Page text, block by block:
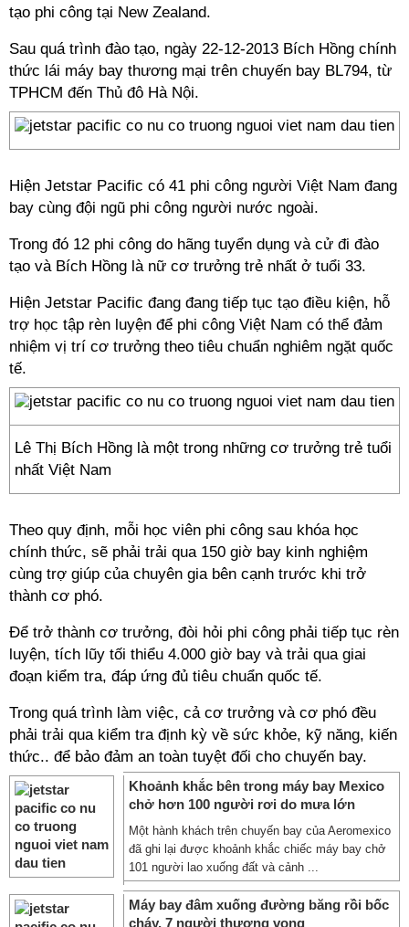
tạo phi công tại New Zealand.
Sau quá trình đào tạo, ngày 22-12-2013 Bích Hồng chính
thức lái máy bay thương mại trên chuyến bay BL794, từ
TPHCM đến Thủ đô Hà Nội.
Hiện Jetstar Pacific có 41 phi công người Việt Nam đang
bay cùng đội ngũ phi công người nước ngoài.
Trong đó 12 phi công do hãng tuyển dụng và cử đi đào
tạo và Bích Hồng là nữ cơ trưởng trẻ nhất ở tuổi 33.
Hiện Jetstar Pacific đang đang tiếp tục tạo điều kiện, hỗ
trợ học tập rèn luyện để phi công Việt Nam có thể đảm
nhiệm vị trí cơ trưởng theo tiêu chuẩn nghiêm ngặt quốc
tế.
Lê Thị Bích Hồng là một trong những cơ trưởng trẻ tuổi
nhất Việt Nam
Theo quy định, mỗi học viên phi công sau khóa học
chính thức, sẽ phải trải qua 150 giờ bay kinh nghiệm
cùng trợ giúp của chuyên gia bên cạnh trước khi trở
thành cơ phó.
Để trở thành cơ trưởng, đòi hỏi phi công phải tiếp tục rèn
luyện, tích lũy tối thiểu 4.000 giờ bay và trải qua giai
đoạn kiểm tra, đáp ứng đủ tiêu chuẩn quốc tế.
Trong quá trình làm việc, cả cơ trưởng và cơ phó đều
phải trải qua kiểm tra định kỳ về sức khỏe, kỹ năng, kiến
thức.. để bảo đảm an toàn tuyệt đối cho chuyến bay.
Khoảnh khắc bên trong máy bay Mexico
chở hơn 100 người rơi do mưa lớn
Một hành khách trên chuyến bay của Aeromexico
đã ghi lại được khoảnh khắc chiếc máy bay chở
101 người lao xuống đất và cảnh ...
Máy bay đâm xuống đường băng rồi bốc
cháy, 7 người thương vong